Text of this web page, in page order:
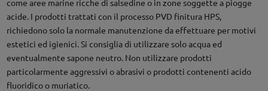
acide. I prodotti trattati con il processo PVD finitura HPS,
richiedono solo la normale manutenzione da effettuare per motivi
estetici ed igienici. Si consiglia di utilizzare solo acqua ed
eventualmente sapone neutro. Non utilizzare prodotti
particolarmente aggressivi o abrasivi o prodotti contenenti acido
fluoridico o muriatico.